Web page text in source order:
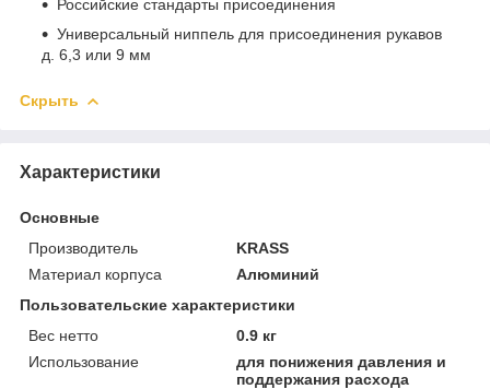
Российские стандарты присоединения
Универсальный ниппель для присоединения рукавов
д. 6,3 или 9 мм
Скрыть
Характеристики
Основные
Производитель
KRASS
Материал корпуса
Алюминий
Пользовательские характеристики
Вес нетто
0.9 кг
Использование
для понижения давления и
поддержания расхода